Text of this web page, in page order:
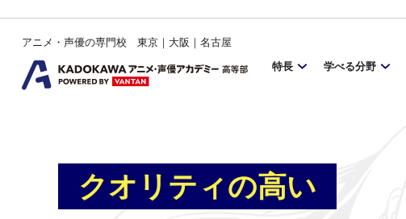
アニメ・声優の専門校 東京｜大阪｜名古屋
特長
学べる分野
クオリティの高い